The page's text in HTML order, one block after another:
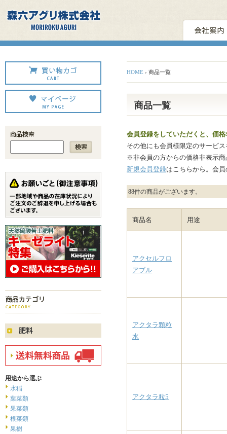
HOME › 商品一覧
商品一覧
会員登録をしていただくと、価
その他にも会員様限定のサービ
※非会員の方からの価格非表示
新規会員登録はこちらから。会
88件の商品がございます。
商品名 用途
アクセルフロ
アブル
アクタラ顆粒
水
アクタラ粒5
用途から選ぶ
水稲
葉菜類
果菜類
根菜類
果樹